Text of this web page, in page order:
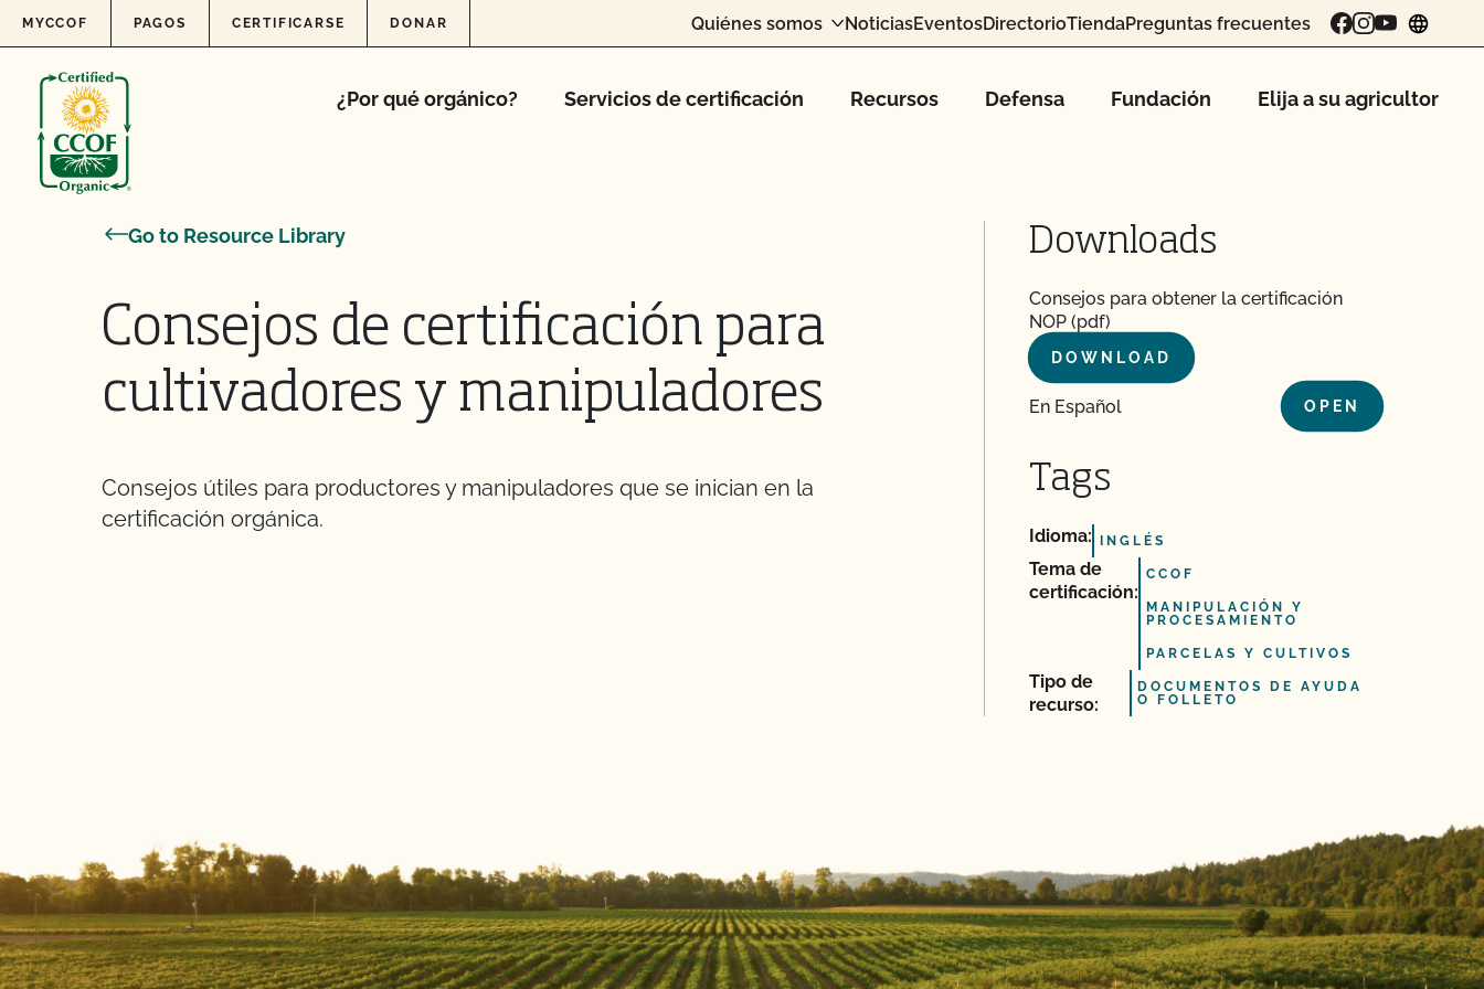
Skip to content
MYCCOF PAGOS CERTIFICARSE DONAR Quiénes somos NoticiasEventosDirectorioTiendaPreguntas frecuentes
¿Por qué orgánico? Servicios de certificación Recursos Defensa Fundación Elija a su agricultor
Go to Resource Library
Consejos de certificación para
cultivadores y manipuladores
Consejos útiles para productores y manipuladores que se inician en la
certificación orgánica.
Downloads
Consejos para obtener la certificación
NOP (pdf)
DOWNLOAD
En Español OPEN
Tags
Idioma: INGLÉS
Tema de
certificación:
CCOF
MANIPULACIÓN Y
PROCESAMIENTO
PARCELAS Y CULTIVOS
Tipo de
recurso:
DOCUMENTOS DE AYUDA
O FOLLETO